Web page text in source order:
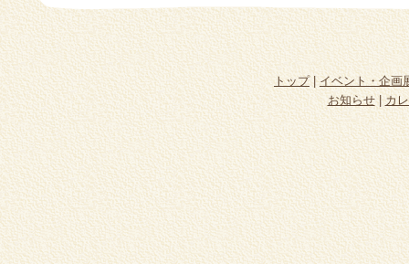
トップ|イベント・企画
お知らせ|カ